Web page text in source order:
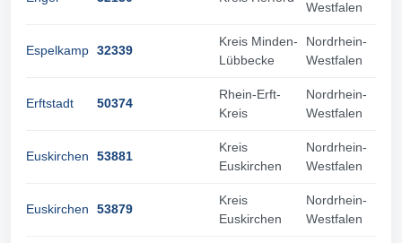
Westfalen
Espelkamp 32339
Kreis Minden-
Lübbecke
Nordrhein-
Westfalen
Erftstadt 50374
Rhein-Erft-
Kreis
Nordrhein-
Westfalen
Euskirchen 53881
Kreis
Euskirchen
Nordrhein-
Westfalen
Euskirchen 53879
Kreis
Euskirchen
Nordrhein-
Westfalen